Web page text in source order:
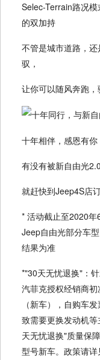
Selec-Terrain路况
的双加持
不管是城市道路，
驭，
让你可以随风奔跑，
十年相伴，感恩有你
有没有被新自由光
就赶快到Jeep4S店
* 活动截止至2020
Jeep自由光部分车
结果为准
*"30天无忧退换"：
汽菲克授权经销商
（新车），自购车
致需要更换发动机
天无忧退换"质量保
型号新车。政策请